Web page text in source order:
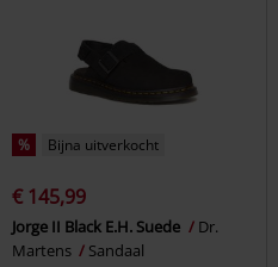
% Bijna uitverkocht
€ 145,99
Jorge II Black E.H. Suede
Dr.
Martens
Sandaal